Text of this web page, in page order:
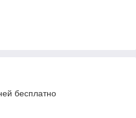
бесплатно